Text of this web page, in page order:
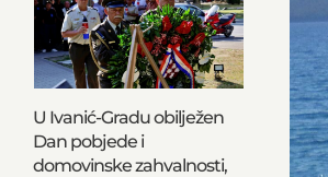
U Ivanić-Gradu obilježen
Dan pobjede i
domovinske zahvalnosti,